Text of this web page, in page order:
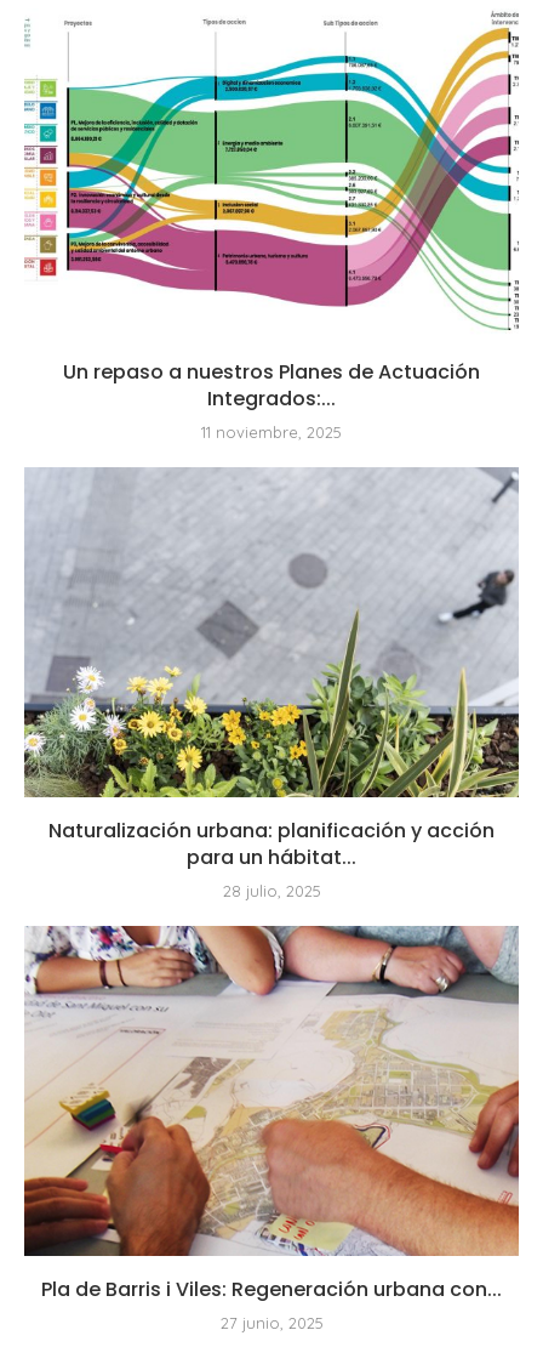
Un repaso a nuestros Planes de Actuación
Integrados:...
11 noviembre, 2025
Naturalización urbana: planificación y acción
para un hábitat...
28 julio, 2025
Pla de Barris i Viles: Regeneración urbana con...
27 junio, 2025